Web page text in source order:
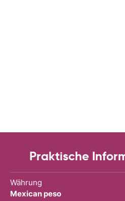
Praktische
Währung
Mexican peso